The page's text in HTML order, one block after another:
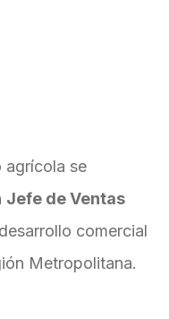
agrícola se
Jefe de Ventas
comercial
Metropolitana.